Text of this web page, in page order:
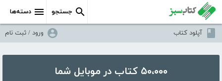
دسته‌ها جستجو
آپلود کتاب ورود / ثبت نام
۵۰،۰۰۰ کتاب در موبایل شما